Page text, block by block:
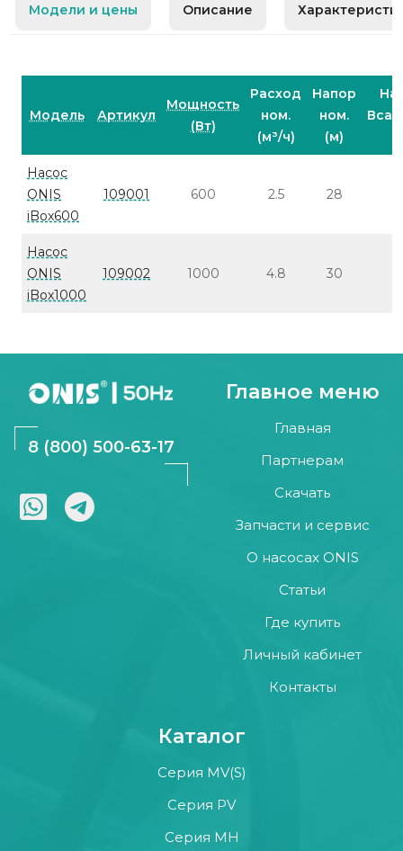
Модели и цены Описание
Модель Артикул
Мощность
(Вт)
Расход
ном.
(м³/ч)
Напор
ном.
(м)
Насос
ONIS
iBox600
109001 600 2.5 28
Насос
ONIS
iBox1000
109002 1000 4.8 30
8 (800) 500-63-17
Главное меню
Главная
Партнерам
Скачать
Запчасти и сервис
О насосах ONIS
Статьи
Где купить
Личный кабинет
Контакты
Каталог
Серия MV(S)
Серия PV
Серия MH